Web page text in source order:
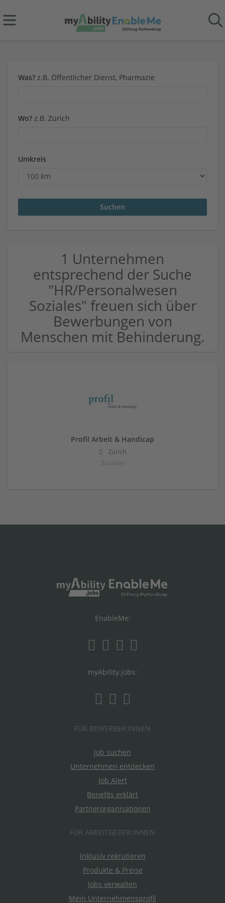
Was? z.B. Öffentlicher Dienst, Pharmazie
Wo? z.B. Zürich
Umkreis
1 Unternehmen
entsprechend der Suche
"HR/Personalwesen
Soziales" freuen sich über
Bewerbungen von
Menschen mit Behinderung.
Profil Arbeit & Handicap
Zürich
Soziales
EnableMe:
myAbility.jobs:
FÜR BEWERBER:INNEN
Job suchen
Unternehmen entdecken
Job Alert
Benefits erklärt
Partnerorganisationen
FÜR ARBEITGEBER:INNEN
Inklusiv rekrutieren
Produkte & Preise
Jobs verwalten
Mein Unternehmensprofil